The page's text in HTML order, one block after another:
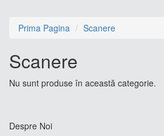
Prima Pagina Scanere
Scanere
Nu sunt produse în această categorie.
Despre Noi